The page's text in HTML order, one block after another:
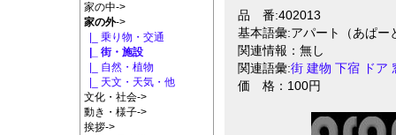
家の中->
家の外->
|_ 乗り物・交通
|_ 街・施設
|_ 自然・植物
|_ 天文・天気・他
文化・社会->
動き・様子->
挨拶->
品 番:402013
基本語彙:アパート（あぱー
関連情報：無し
関連語彙:街 建物 下宿 ドア
価 格：100円